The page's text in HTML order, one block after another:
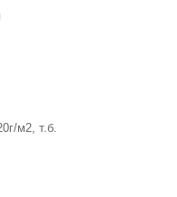
м2, т.б.